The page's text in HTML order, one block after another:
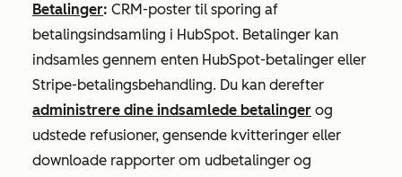
Betalinger: CRM-poster til sporing af
betalingsindsamling i HubSpot. Betalinger kan
indsamles gennem enten HubSpot-betalinger eller
Stripe-betalingsbehandling. Du kan derefter
administrere dine indsamlede betalinger og
udstede refusioner, gensende kvitteringer eller
downloade rapporter om udbetalinger og